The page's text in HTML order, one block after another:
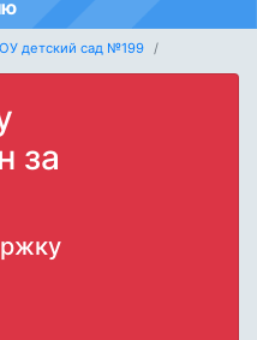
детский сад №199
за